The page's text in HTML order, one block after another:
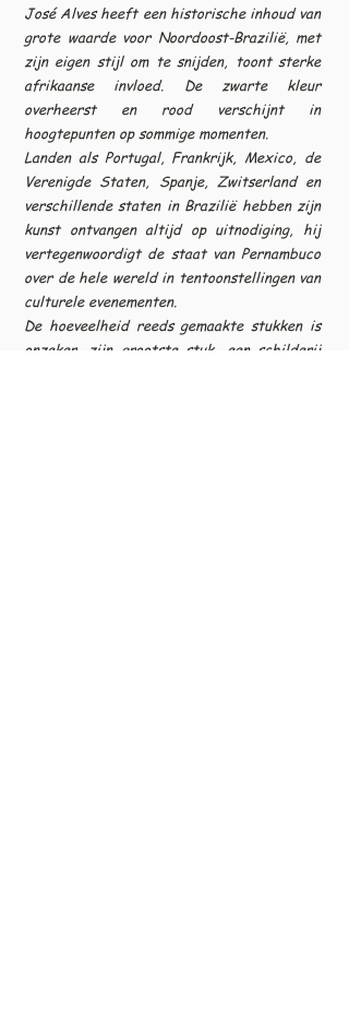
José Alves heeft een historische inhoud van
grote waarde voor Noordoost-Brazilië, met
zijn eigen stijl om te snijden, toont sterke
afrikaanse invloed. De zwarte kleur
overheerst en rood verschijnt in
hoogtepunten op sommige momenten.
Landen als Portugal, Frankrijk, Mexico, de
Verenigde Staten, Spanje, Zwitserland en
verschillende staten in Brazilië hebben zijn
kunst ontvangen altijd op uitnodiging, hij
vertegenwoordigt de staat van Pernambuco
over de hele wereld in tentoonstellingen van
culturele evenementen.
De hoeveelheid reeds gemaakte stukken is
onzeker, zijn grootste stuk, een schilderij